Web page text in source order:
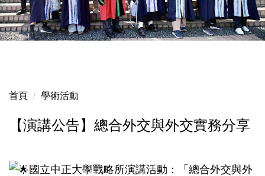
首頁 學術活動
【演講公告】總合外交與外交實務分享
國立中正大學戰略所演講活動：「總合外交與外